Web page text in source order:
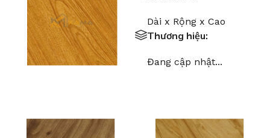
Dài x Rộng x Cao
Thương hiệu:
Đang cập nhật...